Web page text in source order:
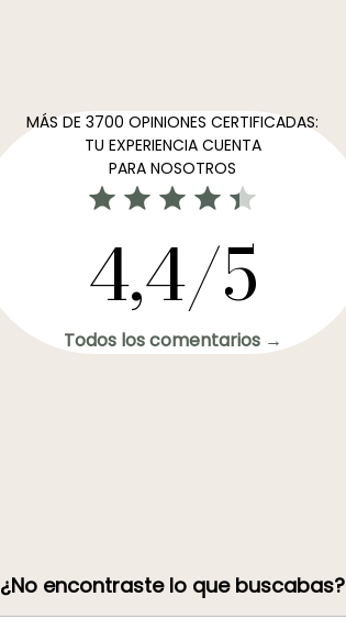
MÁS DE 3700 OPINIONES CERTIFICADAS:
TU EXPERIENCIA CUENTA
PARA NOSOTROS
4,4/5
Todos los comentarios →
¿No encontraste lo que buscabas?